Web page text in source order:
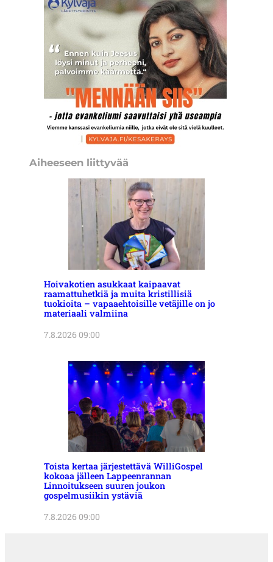
Aiheeseen liittyvää
Hoivakotien asukkaat kaipaavat
raamattuhetkiä ja muita kristillisiä
tuokioita – vapaaehtoisille vetäjille on jo
materiaali valmiina
7.8.2026 09:00
Toista kertaa järjestettävä WilliGospel
kokoaa jälleen Lappeenrannan
Linnoitukseen suuren joukon
gospelmusiikin ystäviä
7.8.2026 09:00